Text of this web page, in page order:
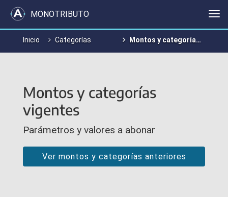
MONOTRIBUTO
Inicio Categorías Montos y categorías vigentes
Montos y categorías
vigentes
Parámetros y valores a abonar
Ver montos y categorías anteriores